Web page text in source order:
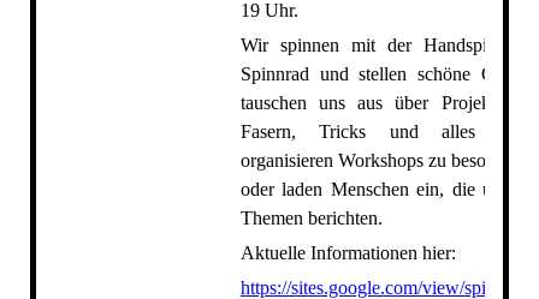
19 Uhr.
Wir spinnen mit der Handspindel
Spinnrad und stellen schöne
tauschen uns aus über Projekte,
Fasern, Tricks und alles
organisieren Workshops zu
oder laden Menschen ein, die über
Themen berichten.
Aktuelle Informationen hier:
https://sites.google.com/view/